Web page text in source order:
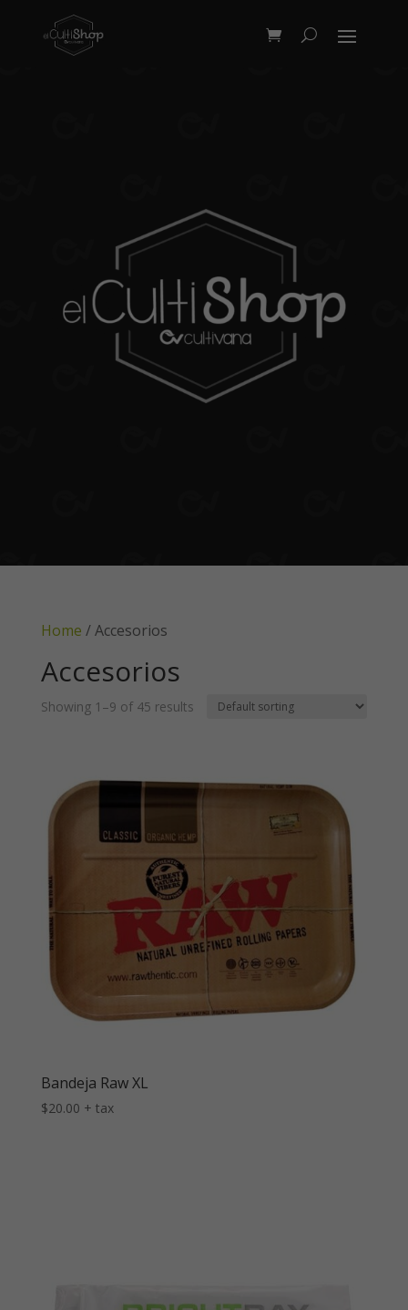
Home / Accesorios
Accesorios
Showing 1–9 of 45 results
Bandeja Raw XL
$20.00 + tax